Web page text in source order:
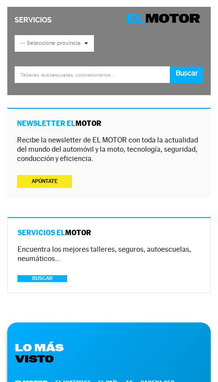
NEWSLETTER ELMOTOR
Recibe la newsletter de EL MOTOR con toda la actualidad
del mundo del automóvil y la moto, tecnología, seguridad,
conducción y eficiencia.
APÚNTATE
SERVICIOS ELMOTOR
Encuentra los mejores talleres, seguros, autoescuelas,
neumáticos…
BUSCAR
LO MÁS
VISTO